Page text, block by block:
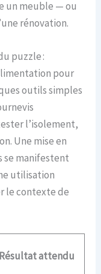
un meuble — ou
rénovation.
puzzle :
pour
outils simples
l’isolement,
Une mise en
se manifestent
utilisation
le contexte de
Résultat attendu